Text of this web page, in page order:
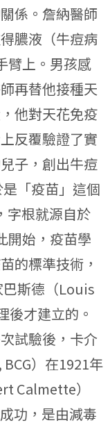
係。詹納醫師
膿液（牛痘病
臂上。男孩感
再替他接種天
他對天花免疫
反覆驗證了實
子，創出牛痘
「疫苗」這個
字根就源自於
開始，疫苗學
的標準技術，
斯德（Louis
後才建立的。
試驗後，卡介
）在1921年
Calmette）
功，是由減毒